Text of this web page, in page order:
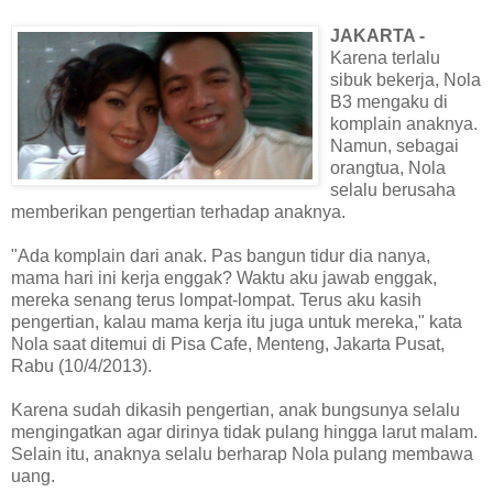
JAKARTA -
Karena terlalu
sibuk bekerja, Nola
B3 mengaku di
komplain anaknya.
Namun, sebagai
orangtua, Nola
selalu berusaha
memberikan pengertian terhadap anaknya.
"Ada komplain dari anak. Pas bangun tidur dia nanya,
mama hari ini kerja enggak? Waktu aku jawab enggak,
mereka senang terus lompat-lompat. Terus aku kasih
pengertian, kalau mama kerja itu juga untuk mereka," kata
Nola saat ditemui di Pisa Cafe, Menteng, Jakarta Pusat,
Rabu (10/4/2013).
Karena sudah dikasih pengertian, anak bungsunya selalu
mengingatkan agar dirinya tidak pulang hingga larut malam.
Selain itu, anaknya selalu berharap Nola pulang membawa
uang.